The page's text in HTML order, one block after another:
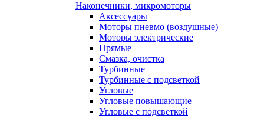
Наконечники, микромоторы
Аксессуары
Моторы пневмо (воздушные)
Моторы электрические
Прямые
Смазка, очистка
Турбинные
Турбинные с подсветкой
Угловые
Угловые повышающие
Угловые с подсветкой